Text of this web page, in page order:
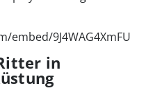
9J4WAG4XmFU
in